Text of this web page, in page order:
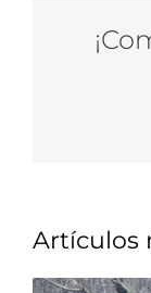
Artículos